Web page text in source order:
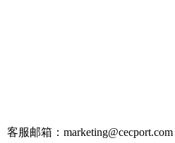
客服邮箱：marketing@cecport.com